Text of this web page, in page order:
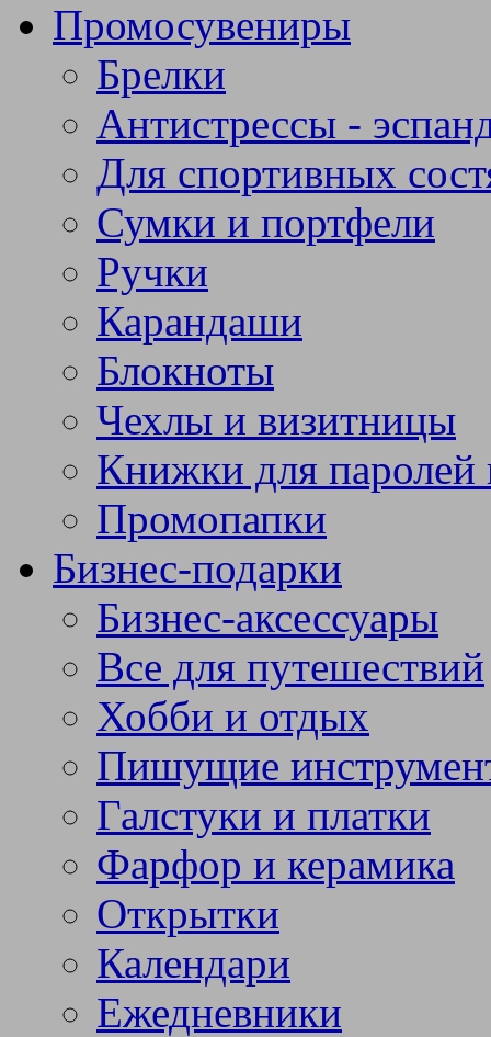
Промосувениры
Брелки
Антистрессы -
Для спортивных
Сумки и портфели
Ручки
Карандаши
Блокноты
Чехлы и визитницы
Книжки для паролей
Промопапки
Бизнес-подарки
Бизнес-аксессуары
Все для путешествий
Хобби и отдых
Пишущие
Галстуки и платки
Фарфор и керамика
Открытки
Календари
Ежедневники